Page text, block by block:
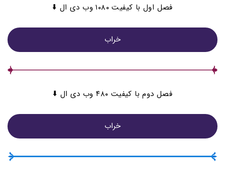
فصل اول با کیفیت ۱۰۸۰ وب دی ال ⬇️
خراب
فصل دوم با کیفیت ۴۸۰ وب دی ال ⬇️
خراب